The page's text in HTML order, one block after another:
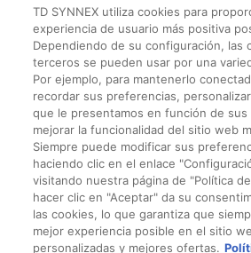
Av. Alfredo Egídio de Souza Aranha,
Zip Code: 04726-170
Rua Victor Civita, 66 – Edif 5 , sala
– Zip Code: 22.775-044
¡Contáctanos hoy!
Política de Privacidad para
Términos y Condiciones Generales
TD SYNNEX utiliza cookies para
experiencia de usuario más positiva
Dependiendo de su configuración, las
terceros se pueden usar por una
Por ejemplo, para mantenerlo
recordar sus preferencias,
que le presentamos en función de
mejorar la funcionalidad del sitio web
Siempre puede modificar sus
haciendo clic en el enlace
visitando nuestra página de "Política
hacer clic en "Aceptar" da su
las cookies, lo que garantiza que
mejor experiencia posible en el sitio
personalizadas y mejores ofertas.